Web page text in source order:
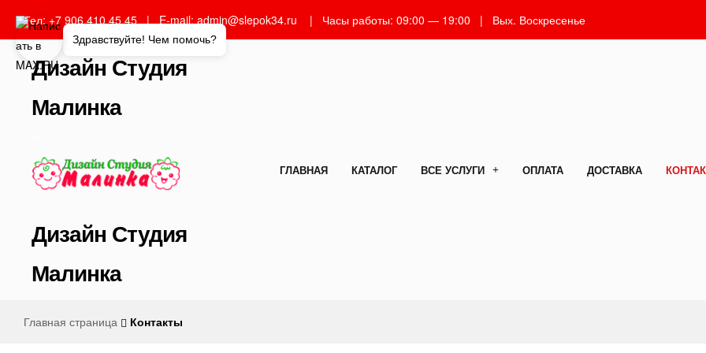
Тел: +7 906 410 45 45 | E-mail: admin@slepok34.ru | Часы работы: 09:00 — 19:00 | Вых. Воскресенье
Дизайн Студия
Малинка
Дизайн Студия
Малинка
ГЛАВНАЯ КАТАЛОГ ВСЕ УСЛУГИ ОПЛАТА ДОСТАВКА
Главная страница Контакты
Здравствуйте! Чем помочь?